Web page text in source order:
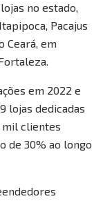
no estado,
Pacajus
Ceará, em
em 2022 e
lojas dedicadas
mil clientes
de 30% ao longo